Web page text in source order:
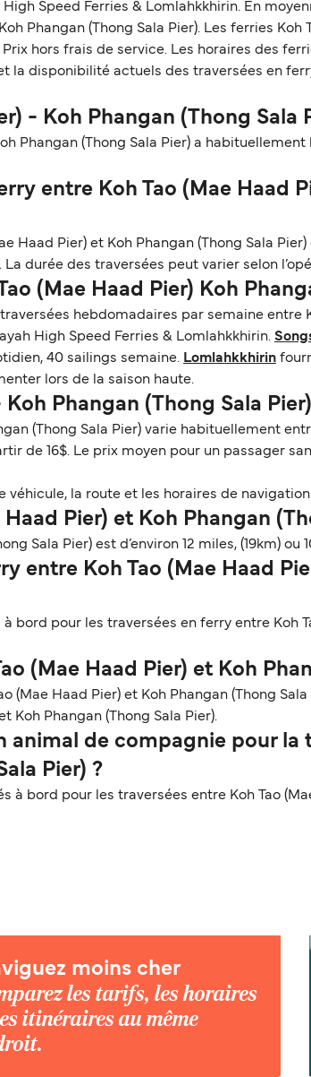
Speed Ferries & Lomlahkkhirin. En
Phangan (Thong Sala Pier). Les ferries Koh
hors frais de service. Les horaires des
disponibilité actuels des traversées en
- Koh Phangan (Thong Sala
Phangan (Thong Sala Pier) a
entre Koh Tao (Mae Haad
Haad Pier) et Koh Phangan (Thong Sala
durée des traversées peut varier selon
(Mae Haad Pier) Koh
hebdomadaires par semaine entre
High Speed Ferries & Lomlahkkhirin.
40 sailings semaine. Lomlahkkhirin
lors de la saison haute.
Phangan (Thong Sala Pier)
(Thong Sala Pier) varie habituellement
de 16$. Le prix moyen pour un passager
la route et les horaires de
Pier) et Koh Phangan
Sala Pier) est d’environ 12 miles, (19km) ou
entre Koh Tao (Mae Haad
bord pour les traversées en ferry entre Koh
(Mae Haad Pier) et Koh
(Mae Haad Pier) et Koh Phangan (Thong
Koh Phangan (Thong Sala Pier).
de compagnie pour la
Pier) ?
bord pour les traversées entre Koh Tao
moins cher
les tarifs, les horaires
itinéraires au même